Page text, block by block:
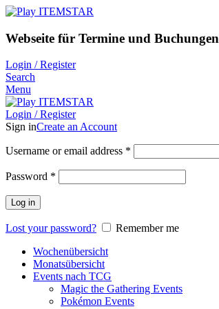
Webseite für Termine und Buchungen
Login / Register
Search
Menu
Login / Register
Sign inCreate an Account
Username or email address *
Password *
Log in
Lost your password?
Remember me
Wochenübersicht
Monatsübersicht
Events nach TCG
Magic the Gathering Events
Pokémon Events